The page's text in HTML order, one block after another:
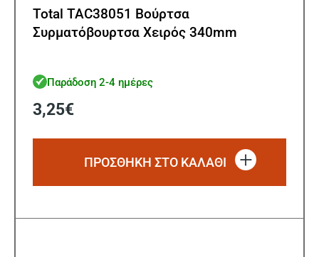
Total TAC38051 Βούρτσα
Συρματόβουρτσα Χειρός 340mm
Παράδοση 2-4 ημέρες
3,25€
ΠΡΟΣΘΗΚΗ ΣΤΟ ΚΑΛΑΘΙ